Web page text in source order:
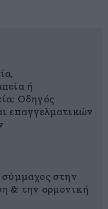
ή
Οδηγός
επαγγελματικών
στην
& την ορμονική